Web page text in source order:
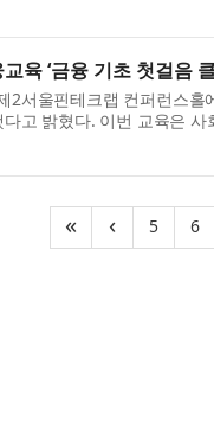
육 ‘금융 기초 첫걸음
2서울핀테크랩 컨퍼런스
다고 밝혔다. 이번 교육은
« ‹ 5 6